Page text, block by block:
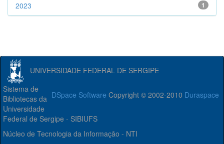
1
2023
UNIVERSIDADE FEDERAL DE SERGIPE
DSpace Software Copyright © 2002-2010 Duraspace
Sistema de
Bibliotecas da
Universidade
Federal de Sergipe - SIBIUFS
Núcleo de Tecnologia da Informação - NTI